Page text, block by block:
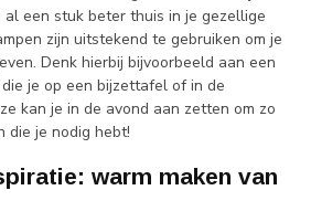
een stuk beter thuis in je gezellige
zijn uitstekend te gebruiken om je
Denk hierbij bijvoorbeeld aan een
je op een bijzettafel of in de
kan je in de avond aan zetten om zo
die je nodig hebt!
warm maken van